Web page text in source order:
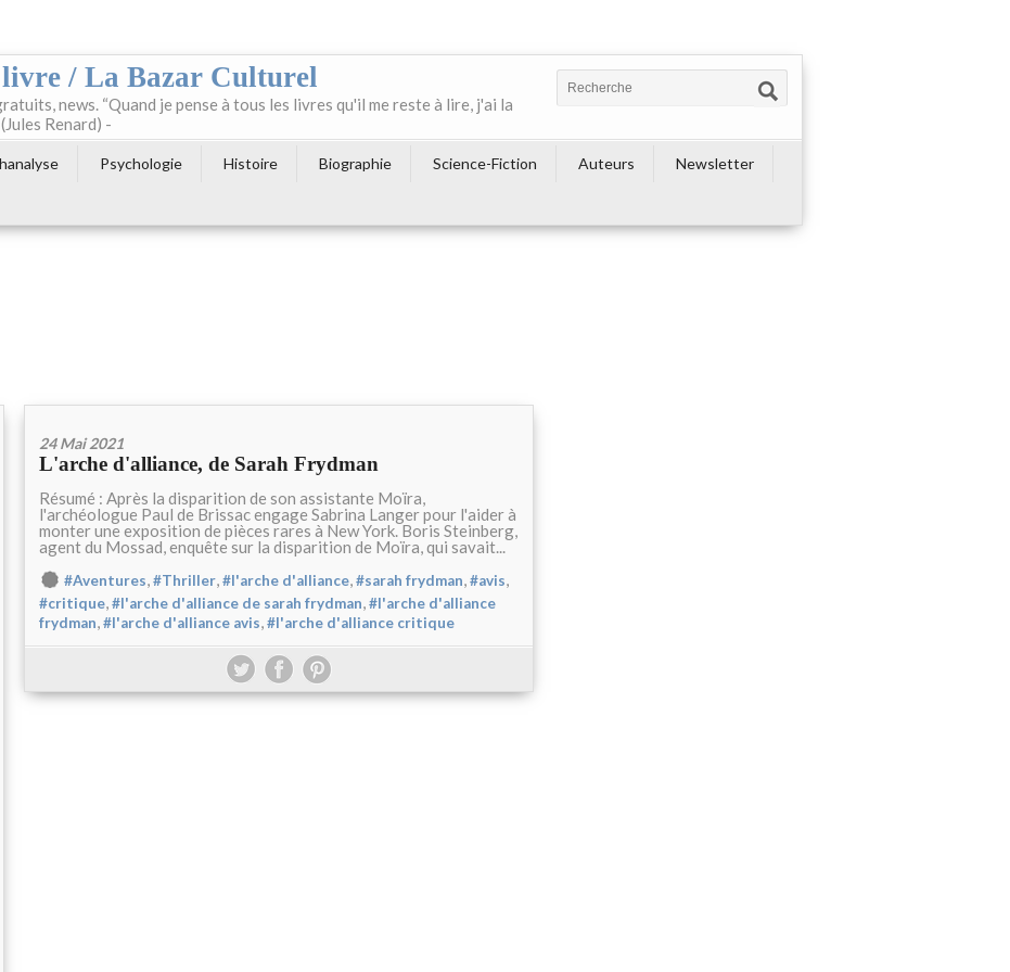
/ La Bazar Culturel
news. “Quand je pense à tous les livres qu'il me reste à lire, j'ai la
Renard) -
Psychologie Histoire Biographie Science-Fiction Auteurs
Newsletter
24 Mai 2021
L'arche d'alliance, de Sarah Frydman
Résumé : Après la disparition de son assistante Moïra,
l'archéologue Paul de Brissac engage Sabrina Langer pour l'aider à
monter une exposition de pièces rares à New York. Boris Steinberg,
agent du Mossad, enquête sur la disparition de Moïra, qui savait...
#Aventures,#Thriller,#l'arche d'alliance,#sarah frydman,#avis,
#critique,#l'arche d'alliance de sarah frydman,#l'arche d'alliance
frydman,#l'arche d'alliance avis,#l'arche d'alliance critique